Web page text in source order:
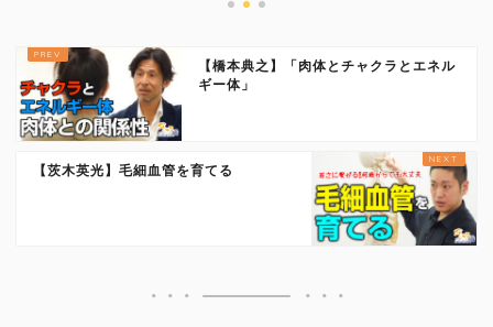
【橋本典之】「肉体とチャクラとエネル
ギー体」
【茨木英光】毛細血管を育てる